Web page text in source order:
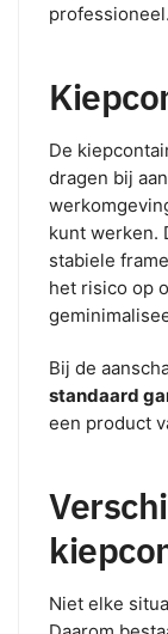
professioneel.
De
dragen bij
kunt werken.
stabiele
het risico op
Bij de
standaard
een product
Niet elke